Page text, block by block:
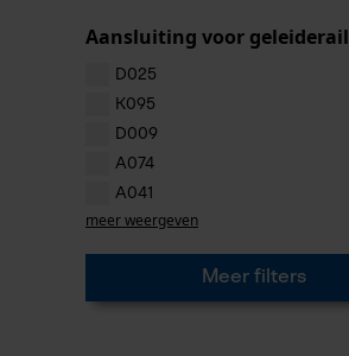
Aansluiting voor geleiderail
D025
K095
D009
A074
A041
meer weergeven
Meer filters